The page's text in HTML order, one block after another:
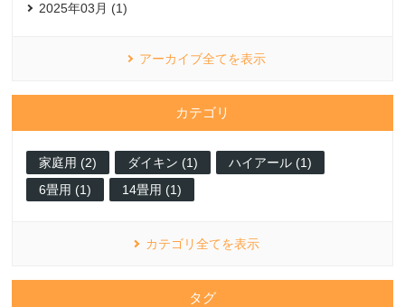
2025年03月 (1)
アーカイブ全てを表示
カテゴリ
家庭用 (2) ダイキン (1)
ハイアール (1)
6畳用 (1)
14畳用 (1)
カテゴリ全てを表示
タグ